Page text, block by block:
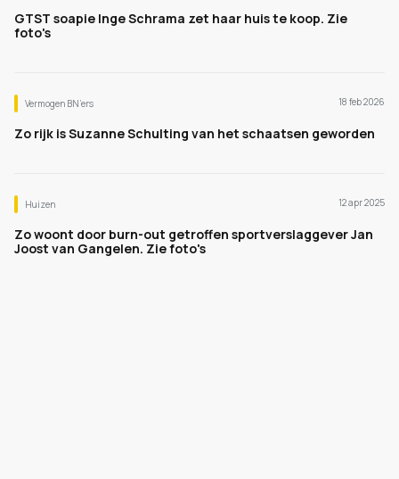
GTST soapie Inge Schrama zet haar huis te koop. Zie
foto's
Vermogen BN’ers 18 feb 2026
Zo rijk is Suzanne Schulting van het schaatsen geworden
Huizen 12 apr 2025
Zo woont door burn-out getroffen sportverslaggever Jan
Joost van Gangelen. Zie foto's